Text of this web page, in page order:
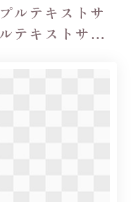
ルテキストサ
テキストサン